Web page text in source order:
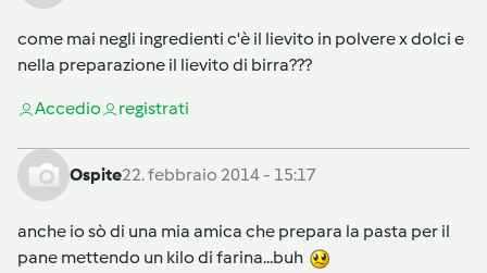
come mai negli ingredienti c'è il lievito in polvere x dolci e
nella preparazione il lievito di birra???
Accedio registrati
Ospite22. febbraio 2014 - 15:17
anche io sò di una mia amica che prepara la pasta per il
pane mettendo un kilo di farina...buh